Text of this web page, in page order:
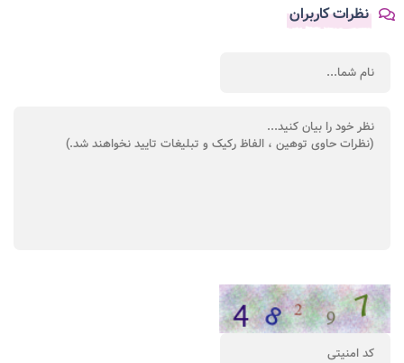
نظرات کاربران